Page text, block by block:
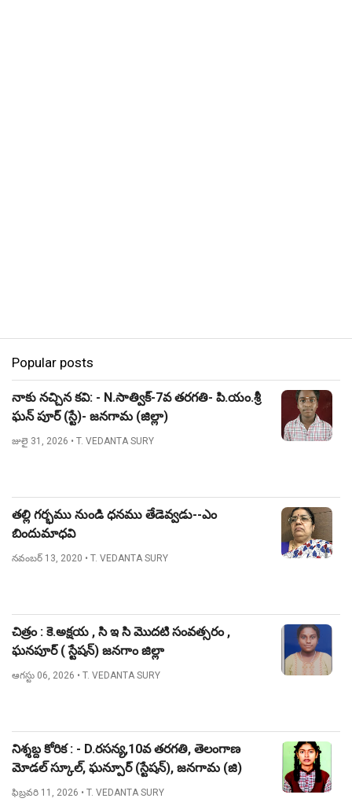
Popular posts
నాకు నచ్చిన కవి: - N.సాత్విక్-7వ తరగతి- పి.యం.శ్రీ
ఘన్ పూర్ (స్టే)- జనగామ (జిల్లా)
జులై 31, 2026 • T. VEDANTA SURY
తల్లి గర్భము నుండి ధనము తేడెవ్వడు--ఎం
బిందుమాధవి
నవంబర్ 13, 2020 • T. VEDANTA SURY
చిత్రం : కె.అక్షయ , సి ఇ సి మొదటి సంవత్సరం ,
ఘనపూర్ ( స్టేషన్) జనగాం జిల్లా
ఆగస్టు 06, 2026 • T. VEDANTA SURY
నిశ్శబ్ద కోరిక : - D.రసన్య,10వ తరగతి, తెలంగాణ
మోడల్ స్కూల్, ఘన్పూర్ (స్టేషన్), జనగామ (జి)
ఫిబ్రవరి 11, 2026 • T. VEDANTA SURY